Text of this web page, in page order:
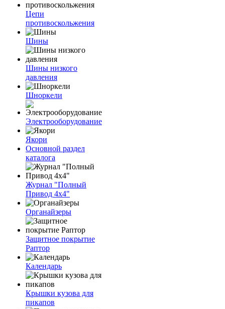
Цепи
противоскольжения
Шины
Шины низкого
давления
Шноркели
Электрооборудование
Якори
Основной раздел
каталога
Журнал "Полный
Привод 4х4"
Органайзеры
Защитное покрытие
Раптор
Календарь
Крышки кузова для
пикапов